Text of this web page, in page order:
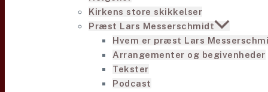
Kirkens store skikkelser
Præst Lars Messerschmidt
Hvem er præst Lars
Arrangementer og begivenheder
Tekster
Podcast